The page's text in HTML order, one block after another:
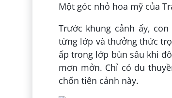
Một góc nhỏ hoa mỹ của
Trước khung cảnh ấy,
từng lớp và thưởng thức
ấp trong lớp bùn sâu khi
mơn mởn. Chỉ có du
chốn tiên cảnh này.